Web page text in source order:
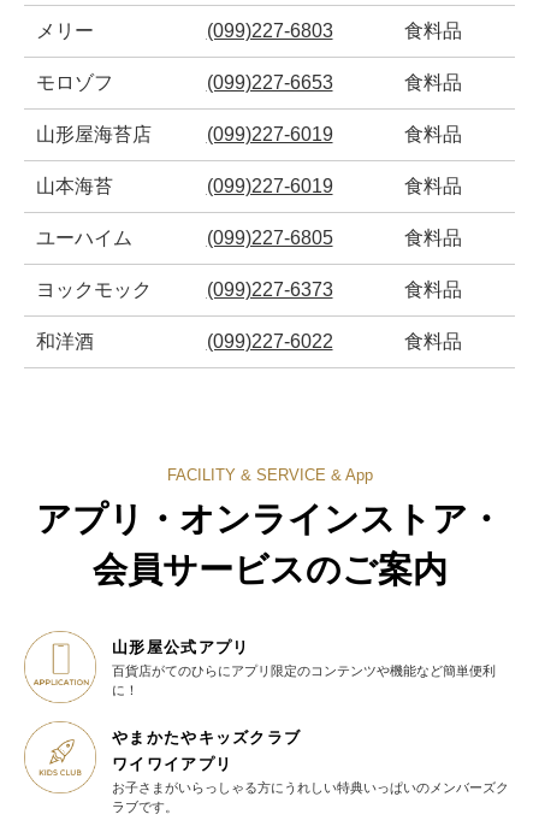
メリー (099)227-6803 食料品
モロゾフ (099)227-6653 食料品
山形屋海苔店 (099)227-6019 食料品
山本海苔 (099)227-6019 食料品
ユーハイム (099)227-6805 食料品
ヨックモック (099)227-6373 食料品
和洋酒 (099)227-6022 食料品
FACILITY & SERVICE & App
アプリ・オンラインストア・
会員サービスのご案内
山形屋公式アプリ
百貨店がてのひらにアプリ限定のコンテンツや機能など簡単便利
に！
やまかたやキッズクラブ
ワイワイアプリ
お子さまがいらっしゃる方に うれしい特典いっぱいのメンバーズク
ラブです。